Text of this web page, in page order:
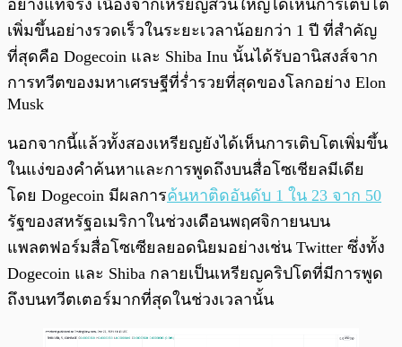
อย่างแท้จริง เนื่องจากเหรียญส่วนใหญ่ได้เห็นการเติบโต
เพิ่มขึ้นอย่างรวดเร็วในระยะเวลาน้อยกว่า 1 ปี ที่สำคัญ
ที่สุดคือ Dogecoin และ Shiba Inu นั้นได้รับอานิสงส์จาก
การทวีตของมหาเศรษฐีที่ร่ำรวยที่สุดของโลกอย่าง Elon
Musk
นอกจากนี้แล้วทั้งสองเหรียญยังได้เห็นการเติบโตเพิ่มขึ้น
ในแง่ของคำค้นหาและการพูดถึงบนสื่อโซเชียลมีเดีย
โดย Dogecoin มีผลการค้นหาติดอันดับ 1 ใน 23 จาก 50
รัฐของสหรัฐอเมริกาในช่วงเดือนพฤศจิกายนบน
แพลตฟอร์มสื่อโซเซียลยอดนิยมอย่างเช่น Twitter ซึ่งทั้ง
Dogecoin และ Shiba กลายเป็นเหรียญคริปโตที่มีการพูด
ถึงบนทวีตเตอร์มากที่สุดในช่วงเวลานั้น